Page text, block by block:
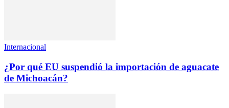
Internacional
¿Por qué EU suspendió la importación de aguacate
de Michoacán?